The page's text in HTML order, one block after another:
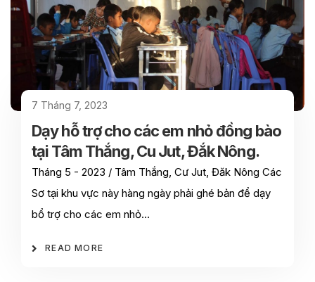
7 Tháng 7, 2023
Dạy hỗ trợ cho các em nhỏ đồng bào
tại Tâm Thắng, Cu Jut, Đắk Nông.
Tháng 5 - 2023 / Tâm Thắng, Cư Jut, Đăk Nông Các
Sơ tại khu vực này hàng ngày phải ghé bản để dạy
bổ trợ cho các em nhỏ…
READ MORE